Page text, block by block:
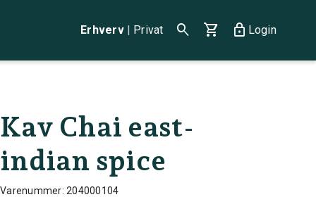
Erhverv | Privat search shopping_cart lock Login
Kav Chai east-
indian spice
Varenummer: 204000104